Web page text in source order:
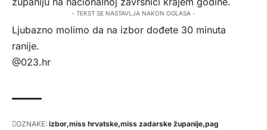
- TEKST SE NASTAVLJA NAKON OGLASA -
Ljubazno molimo da na izbor dođete 30 minuta
ranije.
@023.hr
OZNAKE: izbor miss hrvatske miss zadarske županije pag